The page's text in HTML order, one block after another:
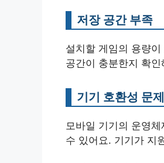
저장 공간 부족
설치할 게임의 용량
공간이 충분한지 확
기기 호환성 문제
모바일 기기의 운영
수 있어요. 기기가 지